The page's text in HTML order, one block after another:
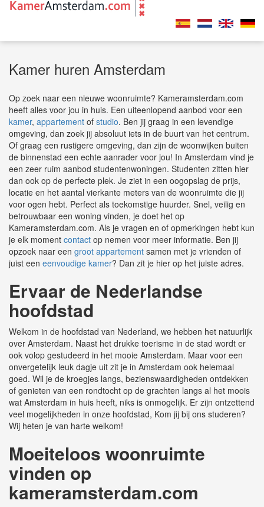
Kamer huren Amsterdam
Op zoek naar een nieuwe woonruimte? Kameramsterdam.com
heeft alles voor jou in huis. Een uiteenlopend aanbod voor een
kamer, appartement of studio. Ben jij graag in een levendige
omgeving, dan zoek jij absoluut iets in de buurt van het centrum.
Of graag een rustigere omgeving, dan zijn de woonwijken buiten
de binnenstad een echte aanrader voor jou! In Amsterdam vind je
een zeer ruim aanbod studentenwoningen. Studenten zitten hier
dan ook op de perfecte plek. Je ziet in een oogopslag de prijs,
locatie en het aantal vierkante meters van de woonruimte die jij
voor ogen hebt. Perfect als toekomstige huurder. Snel, veilig en
betrouwbaar een woning vinden, je doet het op
Kameramsterdam.com. Als je vragen en of opmerkingen hebt kun
je elk moment contact op nemen voor meer informatie. Ben jij
opzoek naar een groot appartement samen met je vrienden of
juist een eenvoudige kamer? Dan zit je hier op het juiste adres.
Ervaar de Nederlandse
hoofdstad
Welkom in de hoofdstad van Nederland, we hebben het natuurlijk
over Amsterdam. Naast het drukke toerisme in de stad wordt er
ook volop gestudeerd in het mooie Amsterdam. Maar voor een
onvergetelijk leuk dagje uit zit je in Amsterdam ook helemaal
goed. Wil je de kroegjes langs, bezienswaardigheden ontdekken
of genieten van een rondtocht op de grachten langs al het moois
wat Amsterdam in huis heeft, niks is onmogelijk. Er zijn ontzettend
veel mogelijkheden in onze hoofdstad, Kom jij bij ons studeren?
Wij heten je van harte welkom!
Moeiteloos woonruimte
vinden op
kameramsterdam.com